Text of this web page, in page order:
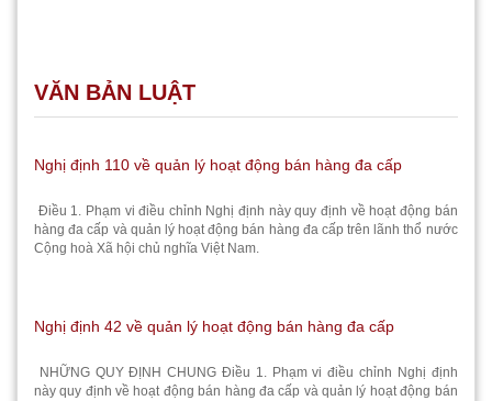
VĂN BẢN LUẬT
Nghị định 110 về quản lý hoạt động bán hàng đa cấp
Điều 1. Phạm vi điều chỉnh Nghị định này quy định về hoạt động bán
hàng đa cấp và quản lý hoạt động bán hàng đa cấp trên lãnh thổ nước
Cộng hoà Xã hội chủ nghĩa Việt Nam.
Nghị định 42 về quản lý hoạt động bán hàng đa cấp
NHỮNG QUY ĐỊNH CHUNG Điều 1. Phạm vi điều chỉnh Nghị định
này quy định về hoạt động bán hàng đa cấp và quản lý hoạt động bán